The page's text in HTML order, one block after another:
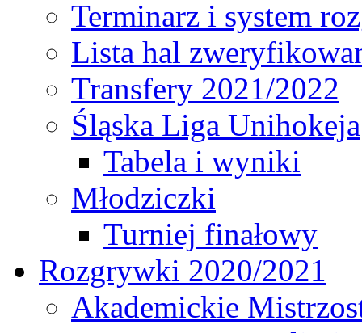
Terminarz i system
Lista hal
Transfery 2021/2022
Śląska Liga Unihokeja
Tabela i wyniki
Młodziczki
Turniej finałowy
Rozgrywki 2020/2021
Akademickie